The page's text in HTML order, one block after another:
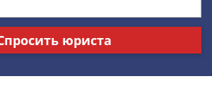
юриста